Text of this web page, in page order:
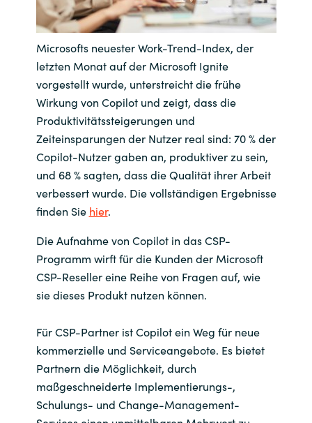
Malaysia
Middle East
Netherlands
Norway
Oman
Poland
Portugal
Romania
Serbia
Microsofts neuester Work-Trend-Index, der
letzten Monat auf der Microsoft Ignite
vorgestellt wurde, unterstreicht die frühe
Wirkung von Copilot und zeigt, dass die
Produktivitätssteigerungen und
Zeiteinsparungen der Nutzer real sind: 70 % der
Copilot-Nutzer gaben an, produktiver zu sein,
und 68 % sagten, dass die Qualität ihrer Arbeit
verbessert wurde. Die vollständigen Ergebnisse
finden Sie hier.
Die Aufnahme von Copilot in das CSP-
Programm wirft für die Kunden der Microsoft
CSP-Reseller eine Reihe von Fragen auf, wie
sie dieses Produkt nutzen können.
Für CSP-Partner ist Copilot ein Weg für neue
kommerzielle und Serviceangebote. Es bietet
Partnern die Möglichkeit, durch
maßgeschneiderte Implementierungs-,
Schulungs- und Change-Management-